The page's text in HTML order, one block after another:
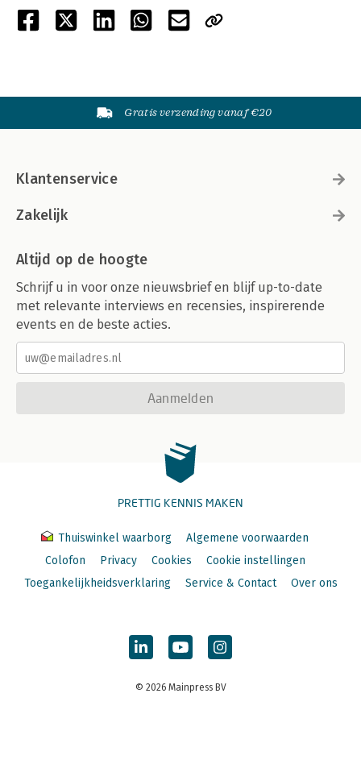
Gratis verzending vanaf €20
Klantenservice
Zakelijk
Altijd op de hoogte
Schrijf u in voor onze nieuwsbrief en blijf up-to-date
met relevante interviews en recensies, inspirerende
events en de beste acties.
Aanmelden
PRETTIG KENNIS MAKEN
Thuiswinkel waarborg
Algemene voorwaarden
Colofon
Privacy Cookies
Cookie instellingen
Toegankelijkheidsverklaring
Service & Contact Over ons
© 2026 Mainpress BV